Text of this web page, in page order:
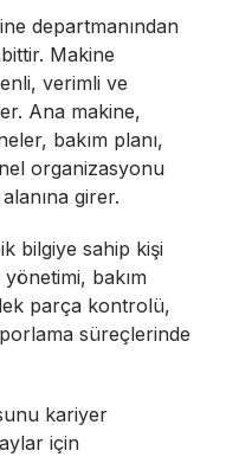
departmanından
Makine
verimli ve
Ana makine,
bakım planı,
organizasyonu
girer.
bilgiye sahip kişi
bakım
parça kontrolü,
süreçlerinde
kariyer
için